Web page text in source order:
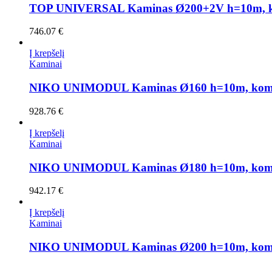
TOP UNIVERSAL Kaminas Ø200+2V h=10m,
746.07 €
Į krepšelį
Kaminai
NIKO UNIMODUL Kaminas Ø160 h=10m,
928.76 €
Į krepšelį
Kaminai
NIKO UNIMODUL Kaminas Ø180 h=10m,
942.17 €
Į krepšelį
Kaminai
NIKO UNIMODUL Kaminas Ø200 h=10m,